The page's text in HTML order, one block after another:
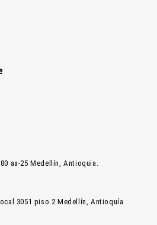
aa-25 Medellín, Antioquia.
3051 piso 2 Medellín, Antioquía.